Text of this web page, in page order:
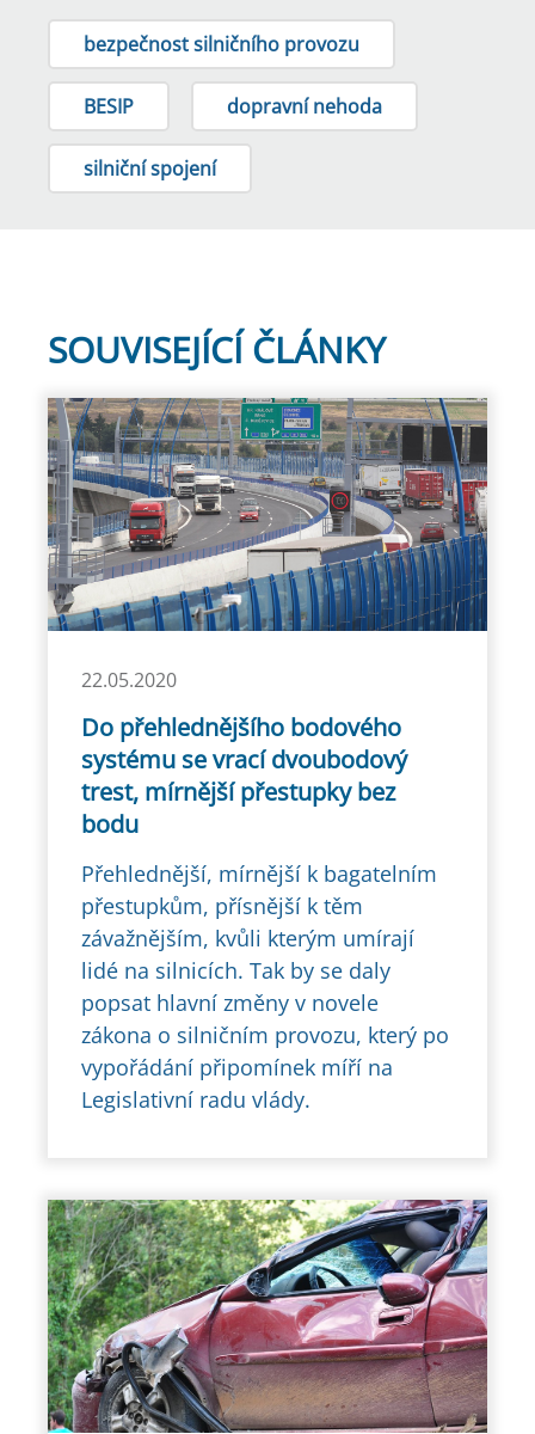
bezpečnost silničního provozu
BESIP dopravní nehoda
silniční spojení
SOUVISEJÍCÍ ČLÁNKY
22.05.2020
Do přehlednějšího bodového
systému se vrací dvoubodový
trest, mírnější přestupky bez
bodu
Přehlednější, mírnější k bagatelním
přestupkům, přísnější k těm
závažnějším, kvůli kterým umírají
lidé na silnicích. Tak by se daly
popsat hlavní změny v novele
zákona o silničním provozu, který po
vypořádání připomínek míří na
Legislativní radu vlády.